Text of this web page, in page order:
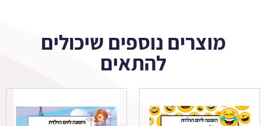
מוצרים נוספים שיכולים
להתאים